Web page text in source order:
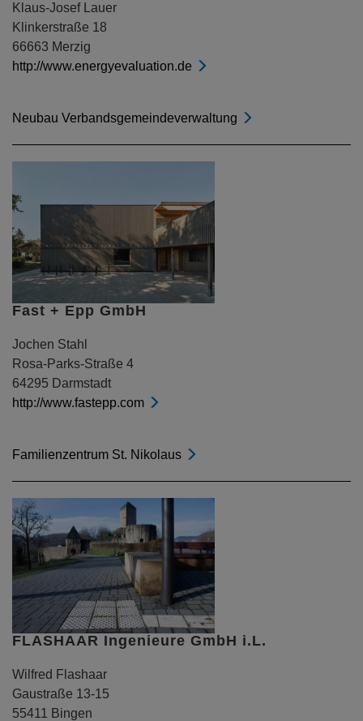
Klaus-Josef Lauer
Klinkerstraße 18
66663 Merzig
http://www.energyevaluation.de
Neubau Verbandsgemeindeverwaltung
Fast + Epp GmbH
Jochen Stahl
Rosa-Parks-Straße 4
64295 Darmstadt
http://www.fastepp.com
Familienzentrum St. Nikolaus
FLASHAAR Ingenieure GmbH i.L.
Wilfred Flashaar
Gaustraße 13-15
55411 Bingen